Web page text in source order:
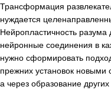
Трансформация
нуждается
Нейропластичность
нейронные соединения в
нужно сформировать
прежних установок новыми
а через образование